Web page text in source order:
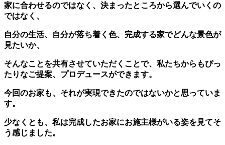
家に合わせるのではなく、決まったところから選んでいくの
ではなく、
自分の生活、自分が落ち着く色、完成する家でどんな景色が
見たいか、
そんなことを共有させていただくことで、私たちからもぴっ
たりなご提案、プロデュースができます。
今回のお家も、それが実現できたのではないかと思っていま
す。
少なくとも、私は完成したお家にお施主様がいる姿を見てそ
う感じました。